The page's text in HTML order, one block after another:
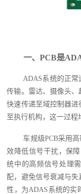
一、PCB是
ADAS系统的正常
传输。雷达、摄像头
快速传递至域控制器
至执行机构，这一过程
车规级PCB采用
效降低信号干扰，保
统中的高频信号处理
配，避免信号衰减与
性，为ADAS系统的实